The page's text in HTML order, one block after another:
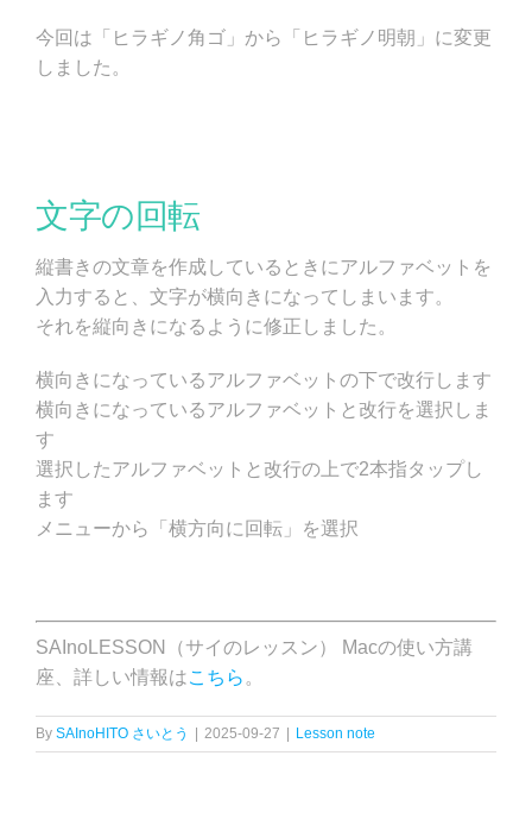
今回は「ヒラギノ角ゴ」から「ヒラギノ明朝」に変更
しました。
文字の回転
縦書きの文章を作成しているときにアルファベットを
入力すると、文字が横向きになってしまいます。
それを縦向きになるように修正しました。
横向きになっているアルファベットの下で改行します
横向きになっているアルファベットと改行を選択しま
す
選択したアルファベットと改行の上で2本指タップし
ます
メニューから「横方向に回転」を選択
SAInoLESSON（サイのレッスン） Macの使い方講
座、詳しい情報はこちら 。
By SAInoHITO さいとう | 2025-09-27 | Lesson note